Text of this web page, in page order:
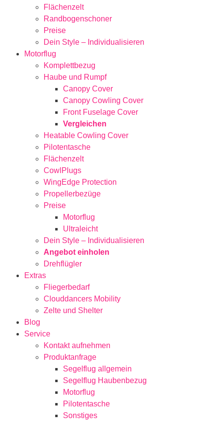
Flächenzelt
Randbogenschoner
Preise
Dein Style – Individualisieren
Motorflug
Komplettbezug
Haube und Rumpf
Canopy Cover
Canopy Cowling Cover
Front Fuselage Cover
Vergleichen
Heatable Cowling Cover
Pilotentasche
Flächenzelt
CowlPlugs
WingEdge Protection
Propellerbezüge
Preise
Motorflug
Ultraleicht
Dein Style – Individualisieren
Angebot einholen
Drehflügler
Extras
Fliegerbedarf
Clouddancers Mobility
Zelte und Shelter
Blog
Service
Kontakt aufnehmen
Produktanfrage
Segelflug allgemein
Segelflug Haubenbezug
Motorflug
Pilotentasche
Sonstiges